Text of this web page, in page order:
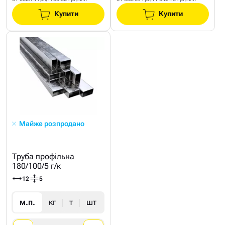
Купити Купити
Майже розпродано
Труба профільна
180/100/5 г/к
12 5
м.п. кг т шт